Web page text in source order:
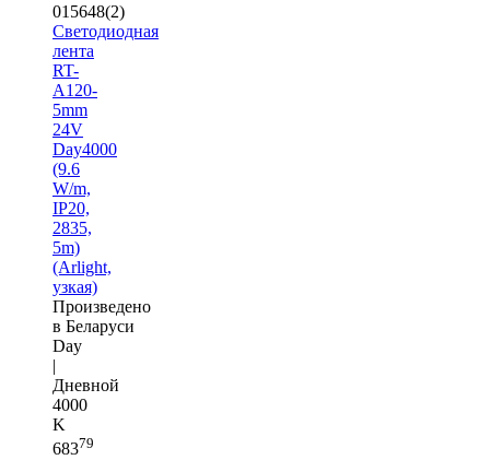
015648(2)
Светодиодная
лента
RT-
A120-
5mm
24V
Day4000
(9.6
W/m,
IP20,
2835,
5m)
(Arlight,
узкая)
Произведено
в Беларуси
Day
|
Дневной
4000
K
68379